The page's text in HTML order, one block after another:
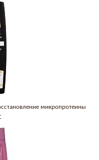
микропротеины